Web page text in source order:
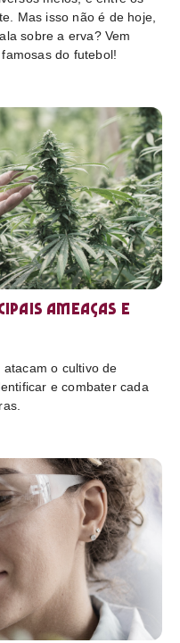
Mas isso não é de hoje,
sobre a erva? Vem
do futebol!
ameaças e
o cultivo de
e combater cada